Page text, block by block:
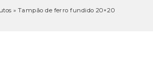
» Tampão de ferro fundido 20×20